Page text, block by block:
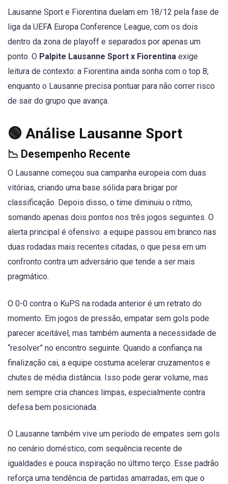
Lausanne Sport e Fiorentina duelam em 18/12 pela fase de
liga da UEFA Europa Conference League, com os dois
dentro da zona de playoff e separados por apenas um
ponto. O Palpite Lausanne Sport x Fiorentina exige
leitura de contexto: a Fiorentina ainda sonha com o top 8,
enquanto o Lausanne precisa pontuar para não correr risco
de sair do grupo que avança.
🟢 Análise Lausanne Sport
📉 Desempenho Recente
O Lausanne começou sua campanha europeia com duas
vitórias, criando uma base sólida para brigar por
classificação. Depois disso, o time diminuiu o ritmo,
somando apenas dois pontos nos três jogos seguintes. O
alerta principal é ofensivo: a equipe passou em branco nas
duas rodadas mais recentes citadas, o que pesa em um
confronto contra um adversário que tende a ser mais
pragmático.
O 0-0 contra o KuPS na rodada anterior é um retrato do
momento. Em jogos de pressão, empatar sem gols pode
parecer aceitável, mas também aumenta a necessidade de
“resolver” no encontro seguinte. Quando a confiança na
finalização cai, a equipe costuma acelerar cruzamentos e
chutes de média distância. Isso pode gerar volume, mas
nem sempre cria chances limpas, especialmente contra
defesa bem posicionada.
O Lausanne também vive um período de empates sem gols
no cenário doméstico, com sequência recente de
igualdades e pouca inspiração no último terço. Esse padrão
reforça uma tendência de partidas amarradas, em que o